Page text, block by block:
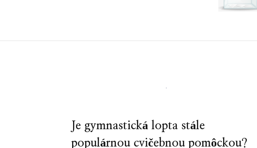
Je gymnastická lopta stále
populárnou cvičebnou pomôckou?